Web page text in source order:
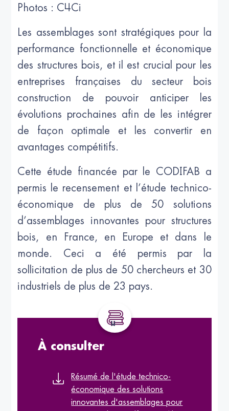
Photos : C4Ci
Les assemblages sont stratégiques pour la
performance fonctionnelle et économique
des structures bois, et il est crucial pour les
entreprises françaises du secteur bois
construction de pouvoir anticiper les
évolutions prochaines afin de les intégrer
de façon optimale et les convertir en
avantages compétitifs.
Cette étude financée par le CODIFAB a
permis le recensement et l’étude technico-
économique de plus de 50 solutions
d’assemblages innovantes pour structures
bois, en France, en Europe et dans le
monde. Ceci a été permis par la
sollicitation de plus de 50 chercheurs et 30
industriels de plus de 23 pays.
À consulter
Résumé de l'étude technico-
économique des solutions
innovantes d'assemblages pour